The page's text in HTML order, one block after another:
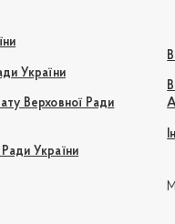
України
Верховної Ради
України